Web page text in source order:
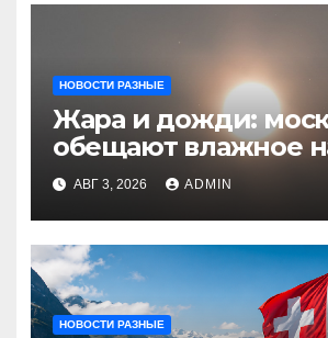
НОВОСТИ РАЗНЫЕ
Жара и дожди:
обещают влажное
августа
АВГ 3, 2026 ADMIN
НОВОСТИ РАЗНЫЕ